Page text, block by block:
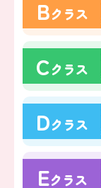
Bクラス
Cクラス
Dクラス
Eクラス